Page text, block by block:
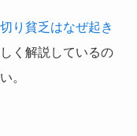
り貧乏はなぜ起き
しく解説しているの
。